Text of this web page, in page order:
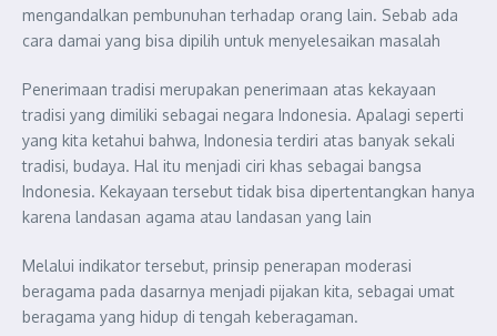
mengandalkan pembunuhan terhadap orang lain. Sebab ada
cara damai yang bisa dipilih untuk menyelesaikan masalah
Penerimaan tradisi merupakan penerimaan atas kekayaan
tradisi yang dimiliki sebagai negara Indonesia. Apalagi seperti
yang kita ketahui bahwa, Indonesia terdiri atas banyak sekali
tradisi, budaya. Hal itu menjadi ciri khas sebagai bangsa
Indonesia. Kekayaan tersebut tidak bisa dipertentangkan hanya
karena landasan agama atau landasan yang lain
Melalui indikator tersebut, prinsip penerapan moderasi
beragama pada dasarnya menjadi pijakan kita, sebagai umat
beragama yang hidup di tengah keberagaman.